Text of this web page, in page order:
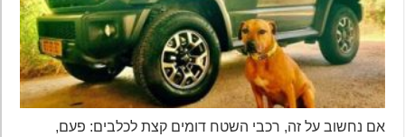
אם נחשוב על זה, רכבי השטח דומים קצת לכלבים: פעם,